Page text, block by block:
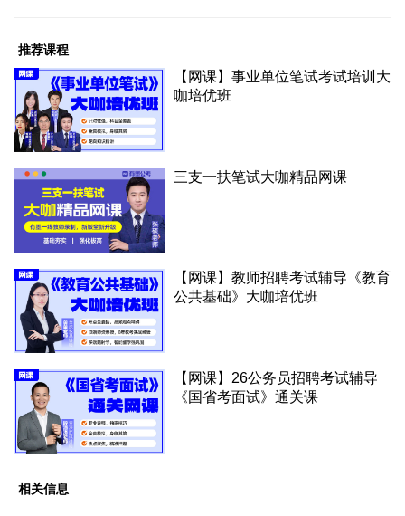
推荐课程
【网课】事业单位笔试考试培训大
咖培优班
三支一扶笔试大咖精品网课
【网课】教师招聘考试辅导《教育
公共基础》大咖培优班
【网课】26公务员招聘考试辅导
《国省考面试》通关课
相关信息